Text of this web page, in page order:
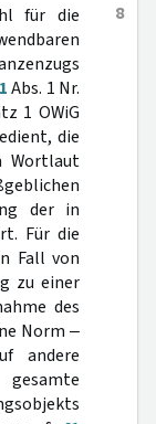
8
für die
Abs. 1 Nr.
1 OWiG
die
Wortlaut
der in
Für die
Fall von
zu einer
des
Norm ‒
andere